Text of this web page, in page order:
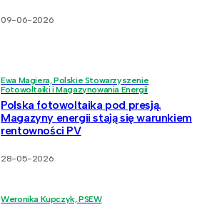
09-06-2026
Ewa Magiera, Polskie Stowarzyszenie
Fotowoltaiki i Magazynowania Energii
Polska fotowoltaika pod presją.
Magazyny energii stają się warunkiem
rentowności PV
28-05-2026
Weronika Kupczyk, PSEW